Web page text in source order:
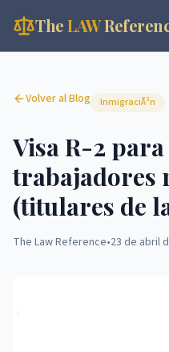
TheLAW
Volver al Blog InmigraciÃ³n
Visa R-2
trabajadores
(titulares de
The Law Reference•23 de abril